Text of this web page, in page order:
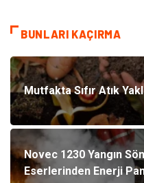
BUNLARI KAÇIRMA
Mutfakta Sıfır Atık
Novec 1230 Yangın
Eserlerinden Enerji